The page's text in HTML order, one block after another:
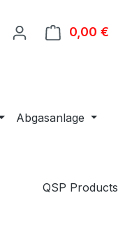
0,00 €
Abgasanlage
QSP Products